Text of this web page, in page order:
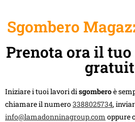
Sgombero
Prenota ora il
Iniziare i tuoi lavori di sgomberoè
chiamare il numero3388025734,
info@lamadonninagroup.com oppure